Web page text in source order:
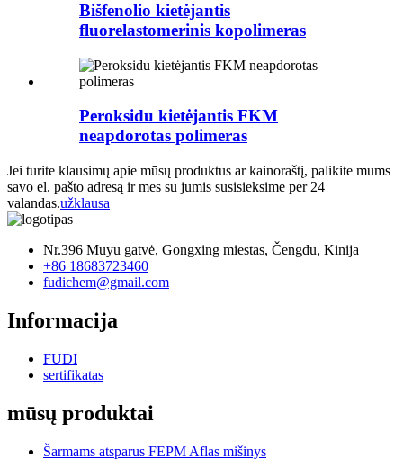
Bišfenolio kietėjantis
fluorelastomerinis kopolimeras
Peroksidu kietėjantis FKM
neapdorotas polimeras
Jei turite klausimų apie mūsų produktus ar kainoraštį, palikite mums
savo el. pašto adresą ir mes su jumis susisieksime per 24
valandas.užklausa
Nr.396 Muyu gatvė, Gongxing miestas, Čengdu, Kinija
+86 18683723460
fudichem@gmail.com
Informacija
FUDI
sertifikatas
mūsų produktai
Šarmams atsparus FEPM Aflas mišinys